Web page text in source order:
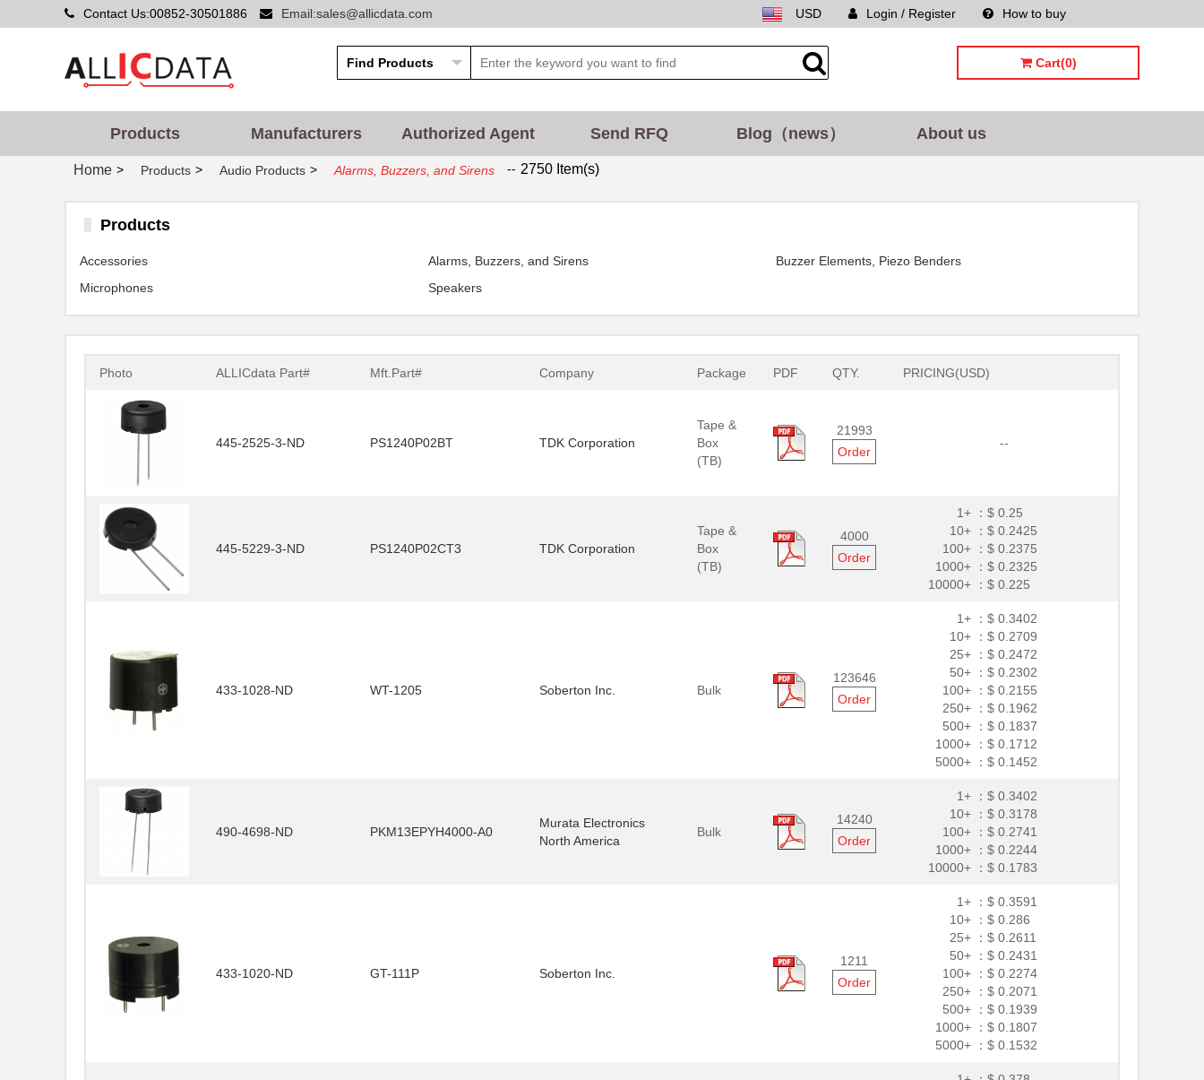
Contact Us:00852-30501886 Email:sales@allicdata.com How to buy
Login / Register
USD
Cart(0)
Products Manufacturers Authorized Agent Send RFQ Blog（news） About us
Home > Products > Audio Products > Alarms, Buzzers, and Sirens -- 2750 Item(s)
Products
Accessories Alarms, Buzzers, and Sirens
Buzzer Elements, Piezo Benders
Microphones
Speakers
Photo ALLICdata Part# Mft.Part# Company Package PDF QTY. PRICING(USD)
445-2525-3-ND PS1240P02BT TDK Corporation
Tape &
Box
(TB)
21993
Order
--
445-5229-3-ND PS1240P02CT3 TDK Corporation
Tape &
Box
(TB)
4000
Order
1+ ： $ 0.25
10+ ： $ 0.2425
100+ ： $ 0.2375
1000+ ： $ 0.2325
10000+ ： $ 0.225
433-1028-ND WT-1205 Soberton Inc. Bulk
123646
Order
1+ ： $ 0.3402
10+ ： $ 0.2709
25+ ： $ 0.2472
50+ ： $ 0.2302
100+ ： $ 0.2155
250+ ： $ 0.1962
500+ ： $ 0.1837
1000+ ： $ 0.1712
5000+ ： $ 0.1452
490-4698-ND PKM13EPYH4000-A0
Murata Electronics
North America
Bulk
14240
Order
1+ ： $ 0.3402
10+ ： $ 0.3178
100+ ： $ 0.2741
1000+ ： $ 0.2244
10000+ ： $ 0.1783
433-1020-ND GT-111P Soberton Inc.
1211
Order
1+ ： $ 0.3591
10+ ： $ 0.286
25+ ： $ 0.2611
50+ ： $ 0.2431
100+ ： $ 0.2274
250+ ： $ 0.2071
500+ ： $ 0.1939
1000+ ： $ 0.1807
5000+ ： $ 0.1532